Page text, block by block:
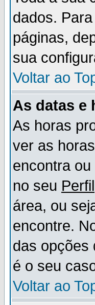
dados.
páginas,
sua
Voltar ao
As datas e
As horas
ver as
encontra
no seu Perfil
área, ou
encontre.
das opções
é o seu
Voltar ao